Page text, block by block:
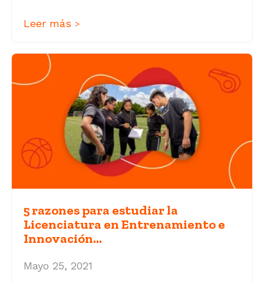
Leer más >
5 razones para estudiar la
Licenciatura en Entrenamiento e
Innovación...
Mayo 25, 2021